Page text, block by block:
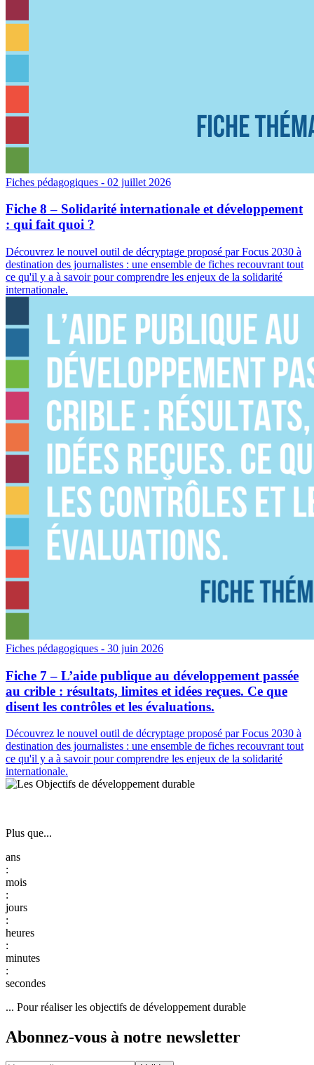
Fiches pédagogiques - 02 juillet 2026
Fiche 8 – Solidarité internationale et développement
: qui fait quoi ?
Découvrez le nouvel outil de décryptage proposé par Focus 2030 à
destination des journalistes : une ensemble de fiches recouvrant tout
ce qu'il y a à savoir pour comprendre les enjeux de la solidarité
internationale.
Fiches pédagogiques - 30 juin 2026
Fiche 7 – L’aide publique au développement passée
au crible : résultats, limites et idées reçues. Ce que
disent les contrôles et les évaluations.
Découvrez le nouvel outil de décryptage proposé par Focus 2030 à
destination des journalistes : une ensemble de fiches recouvrant tout
ce qu'il y a à savoir pour comprendre les enjeux de la solidarité
internationale.
Plus que...
:
:
:
:
:
... Pour réaliser les objectifs de développement durable
Abonnez-vous à notre newsletter